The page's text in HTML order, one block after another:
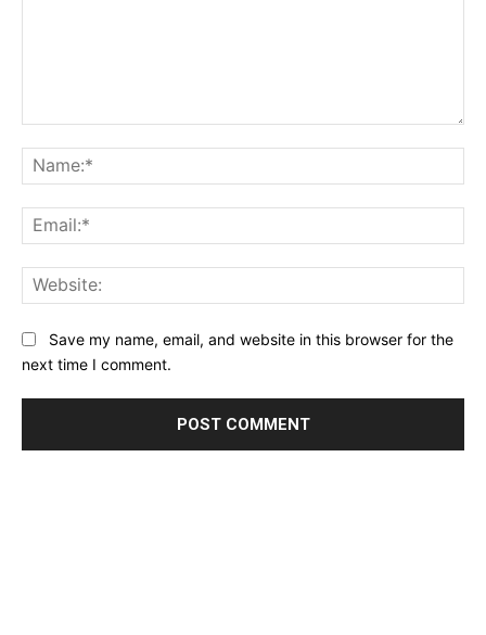
Save my name, email, and website in this browser for the
next time I comment.